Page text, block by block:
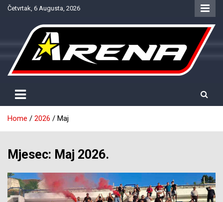
SkipČetvrtak, 6 Augusta, 2026
NTV Arena
Home 2026 Maj
Mjesec: Maj 2026.